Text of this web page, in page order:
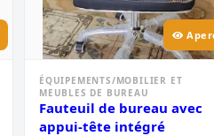
ÉQUIPEMENTS/MOBILIER ET
MEUBLES DE BUREAU
Fauteuil de bureau avec
appui-tête intégré